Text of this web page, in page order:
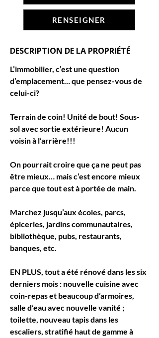
RENSEIGNER
DESCRIPTION DE LA PROPRIÉTÉ
L’immobilier, c’est une question
d’emplacement… que pensez-vous de
celui-ci?
Terrain de coin! Unité de bout! Sous-
sol avec sortie extérieure! Aucun
voisin à l’arrière!!!
On pourrait croire que ça ne peut pas
être mieux… mais c’est encore mieux
parce que tout est à portée de main.
Marchez jusqu’aux écoles, parcs,
épiceries, jardins communautaires,
bibliothèque, pubs, restaurants,
banques, etc.
EN PLUS, tout a été rénové dans les six
derniers mois : nouvelle cuisine avec
coin-repas et beaucoup d’armoires,
salle d’eau avec nouvelle vanité ;
toilette, nouveau tapis dans les
escaliers, stratifié haut de gamme à